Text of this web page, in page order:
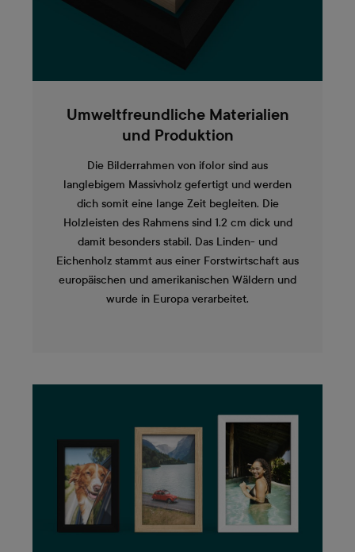
Umweltfreundliche Materialien
und Produktion
Die Bilderrahmen von ifolor sind aus
langlebigem Massivholz gefertigt und werden
dich somit eine lange Zeit begleiten. Die
Holzleisten des Rahmens sind 1.2 cm dick und
damit besonders stabil. Das Linden- und
Eichenholz stammt aus einer Forstwirtschaft aus
europäischen und amerikanischen Wäldern und
wurde in Europa verarbeitet.